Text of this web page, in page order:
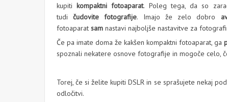
kupitikompaktni fotoaparat. Poleg tega, da so
tudičudovite fotografije. Imajo že zelo dobro
fotoaparat sam nastavi najboljše nastavitve za
Če pa imate doma že kakšen kompaktni fotoaparat, ga
spoznali nekatere osnove fotografije in mogoče celo,
Torej, če si želite kupiti DSLR in se sprašujete nekaj
odločitvi.